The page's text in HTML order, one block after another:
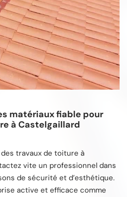
matériaux fiable pour
à Castelgaillard
travaux de toiture à
vite un professionnel dans
de sécurité et d’esthétique.
active et efficace comme